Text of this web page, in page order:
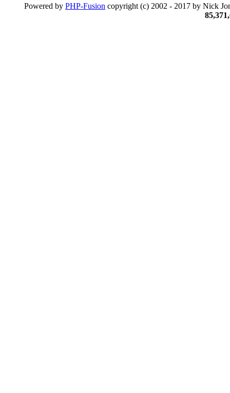
Powered by PHP-Fusion copyright (c) 2002 - 2017 by Nick